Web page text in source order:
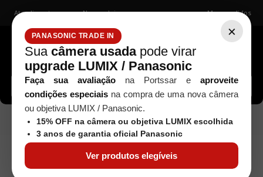
×
PANASONIC TRADE IN
Sua câmera usadapode virar
upgrade LUMIX / Panasonic
Faça sua avaliação na Portssar e aproveite
condições especiaisna compra de uma nova câmera
ou objetiva LUMIX / Panasonic.
15% OFF na câmera ou objetiva LUMIX escolhida
3 anos de garantia oficial Panasonic
Ver produtos elegíveis
Atendimento Nossas lojas Meus pedidos
Buscar câmeras, lentes, acessórios...
Seminovos Estabilizadores
Seminovo